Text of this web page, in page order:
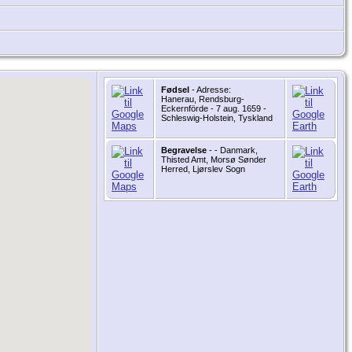
Fødsel - Adresse:
Hanerau, Rendsburg-
Eckernförde - 7 aug. 1659 -
Schleswig-Holstein, Tyskland
Begravelse - - Danmark,
Thisted Amt, Morsø Sønder
Herred, Ljørslev Sogn